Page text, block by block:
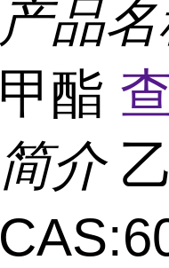
产品
甲酯
简介